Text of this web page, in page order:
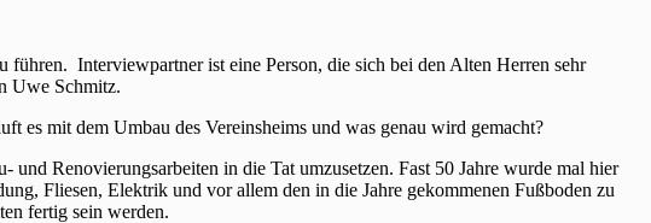
Interviewpartner ist eine Person, die sich bei den Alten Herren sehr
Uwe Schmitz.
mit dem Umbau des Vereinsheims und was genau wird gemacht?
Renovierungsarbeiten in die Tat umzusetzen. Fast 50 Jahre wurde mal hier
Fliesen, Elektrik und vor allem den in die Jahre gekommenen Fußboden zu
fertig sein werden.